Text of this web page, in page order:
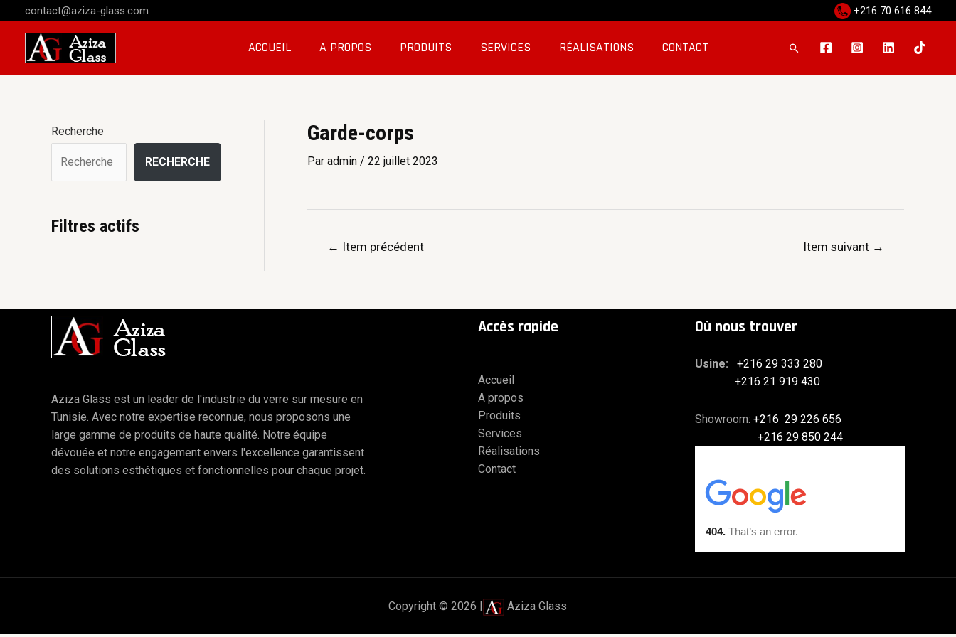
contact@aziza-glass.com +216 70 616 844
ACCUEIL A PROPOS PRODUITS SERVICES RÉALISATIONS CONTACT
Recherche
RECHERCHE
Filtres actifs
Garde-corps
Par admin / 22 juillet 2023
← Item précédent Item suivant →
Aziza Glass est un leader de l'industrie du verre sur mesure en
Tunisie. Avec notre expertise reconnue, nous proposons une
large gamme de produits de haute qualité. Notre équipe
dévouée et notre engagement envers l'excellence garantissent
des solutions esthétiques et fonctionnelles pour chaque projet.
Accès rapide
Accueil
A propos
Produits
Services
Réalisations
Contact
Où nous trouver
Usine:
+216 29 333 280
+216 21 919 430
Showroom: +216 29 226 656
+216 29 850 244
Copyright © 2026 | Aziza Glass